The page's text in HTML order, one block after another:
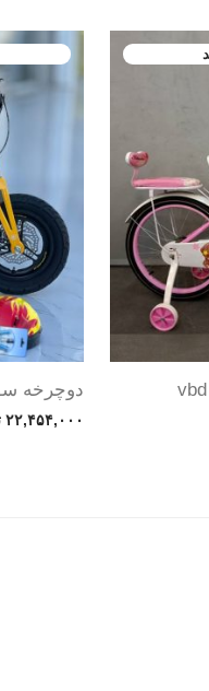
دوچرخه
۲۲,۴۵۴,۰۰۰